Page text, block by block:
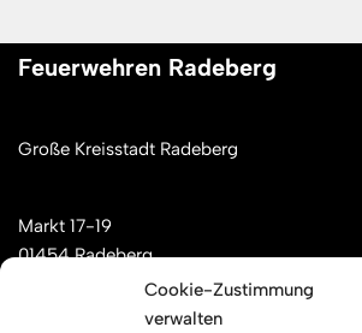
Cookie-Zustimmung
verwalten
Feuerwehren Radeberg
Große Kreisstadt Radeberg
Markt 17-19
01454 Radeberg